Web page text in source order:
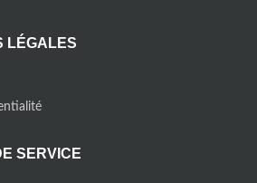
LÉGALES
SERVICE